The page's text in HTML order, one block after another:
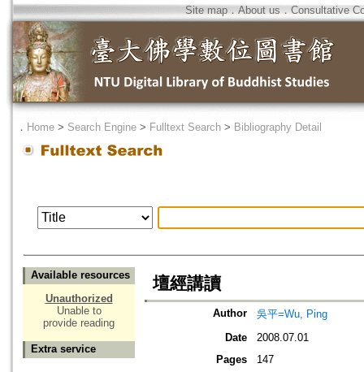
Site map．About us ． Consultative
． Home > Search Engine > Fulltext Search > Bibliography Detail
Available resources
Unauthorized
Unable to
provide reading
Extra service
壇經講讀
Author
吳平=Wu, Ping
Date
2008.07.01
Pages
147